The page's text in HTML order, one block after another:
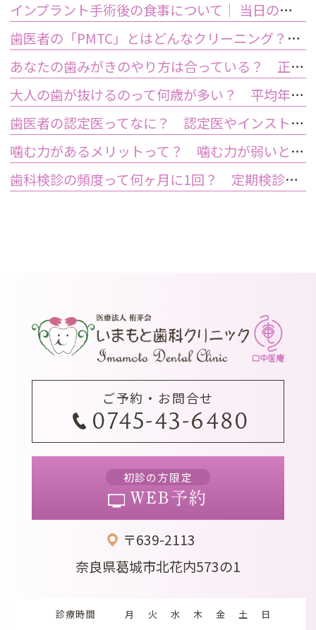
インプラント手術後の食事について｜ 当日の注意点・いつから普通の食事ができる？
歯医者の「PMTC」とはどんなクリーニング？スケーリングとは何が違うの？
あなたの歯みがきのやり方は合っている？ 正しい歯みがき方法と間違った方法
大人の歯が抜けるのって何歳が多い？ 平均年齢と原因について
歯医者の認定医ってなに？ 認定医やインストラクターの資格を持つ歯医者のメリット
噛む力があるメリットって？ 噛む力が弱いとどうなるの？
歯科検診の頻度って何ヶ月に1回？ 定期検診って何するの？
ご予約・お問合せ
0745-43-6480
初診の方限定
WEB予約
〒639-2113
奈良県葛城市北花内573の1
診療時間 月 火 水 木 金 土 日